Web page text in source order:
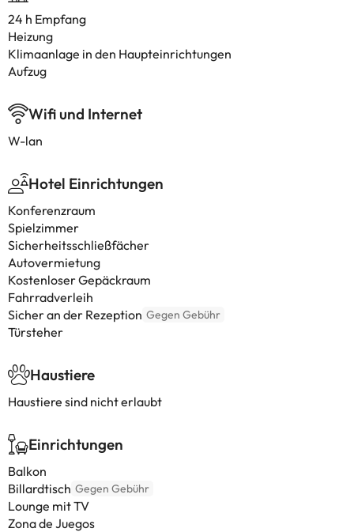
24 h Empfang
Heizung
Klimaanlage in den Haupteinrichtungen
Aufzug
Wifi und Internet
W-lan
Hotel Einrichtungen
Konferenzraum
Spielzimmer
Sicherheitsschließfächer
Autovermietung
Kostenloser Gepäckraum
Fahrradverleih
Sicher an der Rezeption Gegen Gebühr
Türsteher
Haustiere
Haustiere sind nicht erlaubt
Einrichtungen
Balkon
Billardtisch Gegen Gebühr
Lounge mit TV
Zona de Juegos